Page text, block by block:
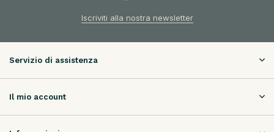
Iscriviti alla nostra newsletter
Servizio di assistenza
Il mio account